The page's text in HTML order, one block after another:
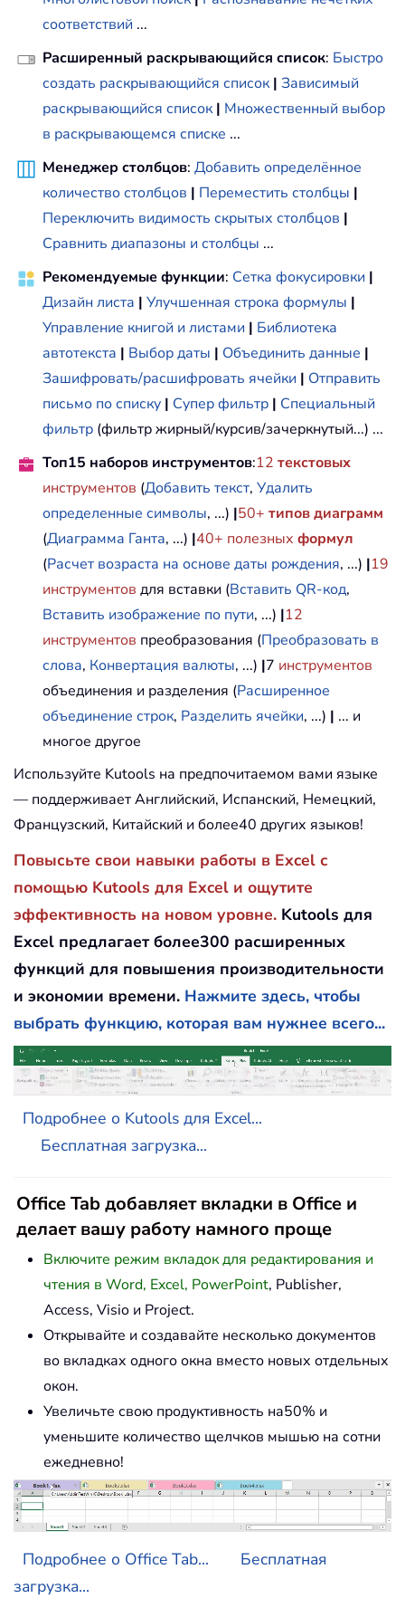
соответствий ...
Расширенный раскрывающийся список: Быстро
создать раскрывающийся список | Зависимый
раскрывающийся список | Множественный выбор
в раскрывающемся списке ...
Менеджер столбцов: Добавить определённое
количество столбцов | Переместить столбцы |
Переключить видимость скрытых столбцов |
Сравнить диапазоны и столбцы ...
Рекомендуемые функции: Сетка фокусировки |
Дизайн листа | Улучшенная строка формулы |
Управление книгой и листами | Библиотека
автотекста | Выбор даты | Объединить данные |
Зашифровать/расшифровать ячейки | Отправить
письмо по списку | Супер фильтр | Специальный
фильтр (фильтр жирный/курсив/зачеркнутый...) ...
Топ15 наборов инструментов:12 текстовых
инструментов (Добавить текст, Удалить
определенные символы, ...) |50+ типов диаграмм
(Диаграмма Ганта, ...) |40+ полезных формул
(Расчет возраста на основе даты рождения, ...) |19
инструментов для вставки (Вставить QR-код,
Вставить изображение по пути, ...) |12
инструментов преобразования (Преобразовать в
слова, Конвертация валюты, ...) |7 инструментов
объединения и разделения (Расширенное
объединение строк, Разделить ячейки, ...) | ... и
многое другое
Используйте Kutools на предпочитаемом вами языке
— поддерживает Английский, Испанский, Немецкий,
Французский, Китайский и более40 других языков!
Повысьте свои навыки работы в Excel с
помощью Kutools для Excel и ощутите
эффективность на новом уровне. Kutools для
Excel предлагает более300 расширенных
функций для повышения производительности
и экономии времени. Нажмите здесь, чтобы
выбрать функцию, которая вам нужнее всего...
Подробнее о Kutools для Excel...
Бесплатная загрузка...
Office Tab добавляет вкладки в Office и
делает вашу работу намного проще
Включите режим вкладок для редактирования и
чтения в Word, Excel, PowerPoint, Publisher,
Access, Visio и Project.
Открывайте и создавайте несколько документов
во вкладках одного окна вместо новых отдельных
окон.
Увеличьте свою продуктивность на50% и
уменьшите количество щелчков мышью на сотни
ежедневно!
Подробнее о Office Tab...
Бесплатная
загрузка...